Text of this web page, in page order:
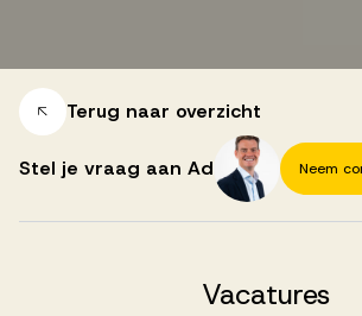
Recruitment Services
Vacatures
Successen
Terug naar overzicht
Stel je vraag aan Ad Neem
Vacatures